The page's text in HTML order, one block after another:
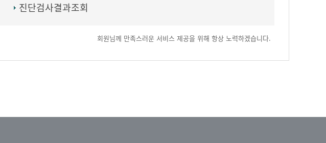
진단검사결과조회
회원님께 만족스러운 서비스 제공을 위해 항상 노력하겠습니다.